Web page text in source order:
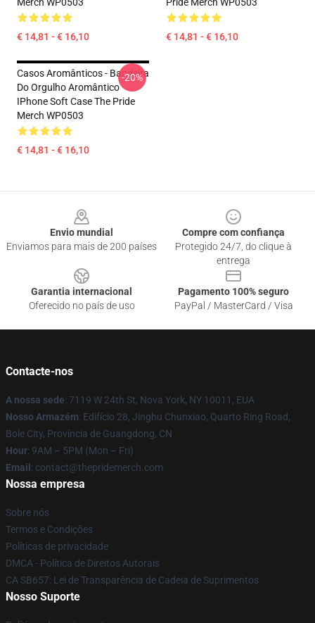
€ 14,81 - € 16,10 € 14,81 - € 16,10
Casos Aromânticos - Bandeira
Do Orgulho Aromântico
IPhone Soft Case The Pride
Merch WP0503
€ 14,81 - € 16,10
-20%
Envio mundial
Enviamos para mais de 200 países
Compre com confiança
Protegido 24/7, do clique à
entrega
Garantia internacional
Oferecido no país de uso
Pagamento 100% seguro
PayPal / MasterCard / Visa
Contacte-nos
A nossa sede: 7119 W 24th St, Nova York, NY 10011, EUA
Nosso Armazém: Edifício 28, Jinghu Chunxiao, Quarto Ring Road,
Bole City, Província de Guangdong, CN
Hour: 9AM – 5PM (Mon – Fri)
Email : contact@thepridemerch.com
Nossa empresa
Sobre nós
Termos e Condições
Políticas de privacidade
DMCA - Política de Direitos Autorais
CA SB657: Lei de Transparência de Cadeia de Suprimentos
Nosso Suporte